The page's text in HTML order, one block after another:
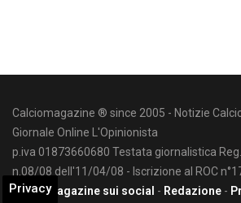
Calciomagazine ® since 2005 - Notizie
Giornale Online L'Opinionista
p.iva 01873660680 Testata giornalistica
n.08/08 dell'11/04/08 - Iscrizione al ROC
Calciomagazine sui social - Redazione -
Privacy